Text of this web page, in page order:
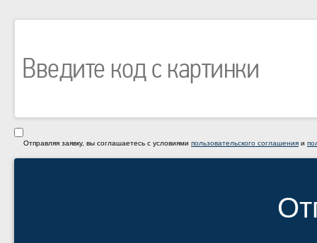
Отправляя заявку, вы соглашаетесь с условиями пользовательского соглашения и